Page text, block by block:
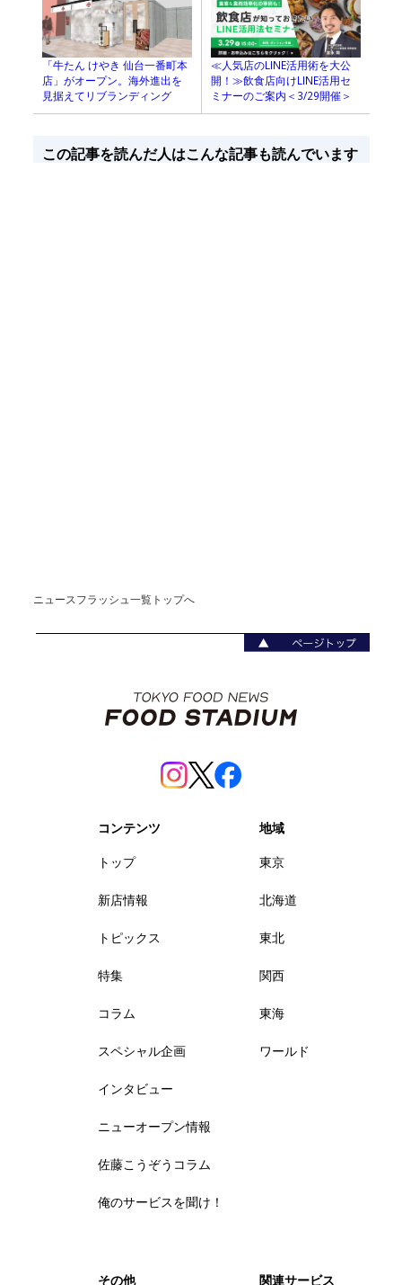
「牛たん けやき 仙台一番町本
店」がオープン。海外進出を
見据えてリブランディング
≪人気店のLINE活用術を大公
開！≫飲食店向けLINE活用セ
ミナーのご案内＜3/29開催＞
この記事を読んだ人はこんな記事も読んでいます
ニュースフラッシュ一覧トップへ
コンテンツ
トップ
新店情報
トピックス
特集
コラム
スペシャル企画
インタビュー
ニューオープン情報
佐藤こうぞうコラム
俺のサービスを聞け！
地域
東京
北海道
東北
関西
東海
ワールド
その他 関連サービス